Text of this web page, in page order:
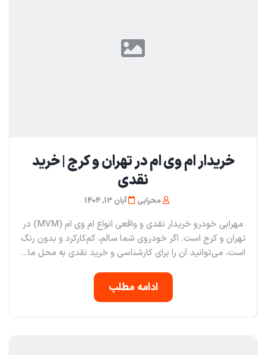
خریدار ام وی ام در تهران و کرج | خرید
نقدی
محرابی آبان 13, 1404
مهرابی خودرو خریدار نقدی و واقعی انواع ام وی ام (MVM) در
تهران و کرج است. اگر خودروی شما سالم، کم‌کارکرد و بدون رنگ
است، می‌توانید آن را برای کارشناسی و خرید نقدی به محل ما...
ادامه مطلب